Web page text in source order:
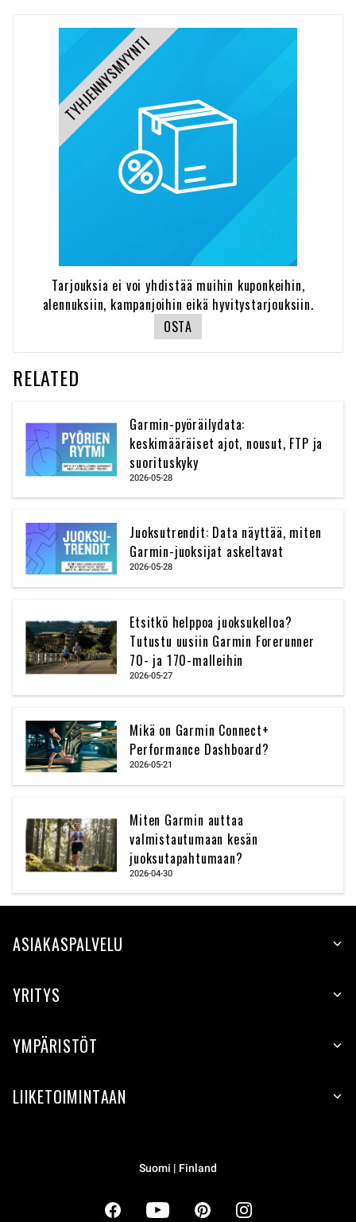
TYHJENNYSMYYNTI
Tarjouksia ei voi yhdistää muihin kuponkeihin,
alennuksiin, kampanjoihin eikä hyvitystarjouksiin.
OSTA
RELATED
Garmin-pyöräilydata:
keskimääräiset ajot, nousut, FTP ja
suorituskyky
2026-05-28
Juoksutrendit: Data näyttää, miten
Garmin-juoksijat askeltavat
2026-05-28
Etsitkö helppoa juoksukelloa?
Tutustu uusiin Garmin Forerunner
70- ja 170-malleihin
2026-05-27
Mikä on Garmin Connect+
Performance Dashboard?
2026-05-21
Miten Garmin auttaa
valmistautumaan kesän
juoksutapahtumaan?
2026-04-30
ASIAKASPALVELU
YRITYS
YMPÄRISTÖT
LIIKETOIMINTAAN
Suomi | Finland